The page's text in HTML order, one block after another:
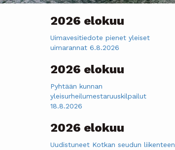
2026 elokuu
Uimavesitiedote pienet yleiset
uimarannat 6.8.2026
2026 elokuu
Pyhtään kunnan
yleisurheilumestaruuskilpailut
18.8.2026
2026 elokuu
Uudistuneet Kotkan seudun liikenteen